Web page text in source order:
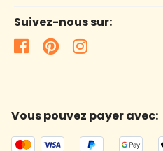
Suivez-nous sur:
Vous pouvez payer avec: